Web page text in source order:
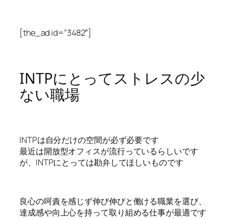
[the_ad id=”3482″]
INTPにとってストレスの少
ない職場
INTPは自分だけの空間が必ず必要です
最近は開放型オフィスが流行っているらしいです
が、INTPにとっては勘弁してほしいものです
良心の呵責を感じず伸び伸びと働ける職業を選び、
達成感や向上心を持って取り組める仕事が最適です